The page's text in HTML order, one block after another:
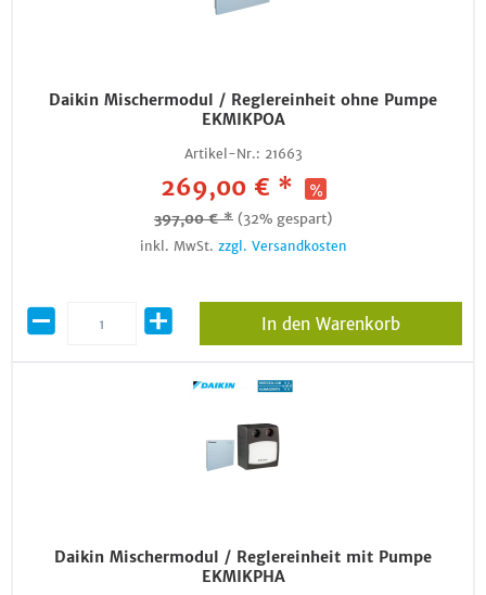
Daikin Mischermodul / Reglereinheit ohne Pumpe
EKMIKPOA
Artikel-Nr.: 21663
269,00 € *
397,00 € * (32% gespart)
inkl. MwSt. zzgl. Versandkosten
In den Warenkorb
Daikin Mischermodul / Reglereinheit mit Pumpe
EKMIKPHA